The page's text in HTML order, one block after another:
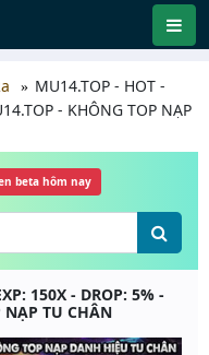
MU14.TOP - HOT -
- KHÔNG TOP NẠP
beta hôm nay
150X - DROP: 5% -
NẠP TU CHÂN